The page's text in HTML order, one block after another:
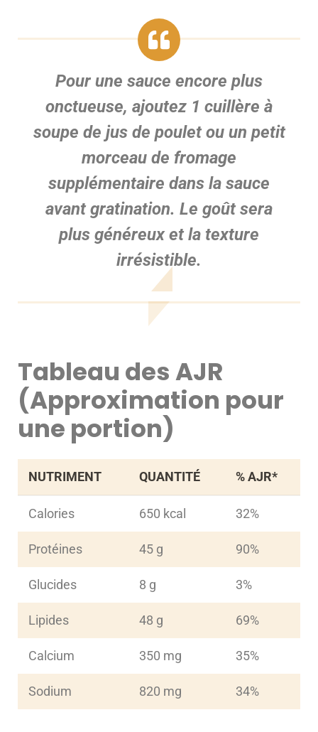
Pour une sauce encore plus
onctueuse, ajoutez 1 cuillère à
soupe de jus de poulet ou un petit
morceau de fromage
supplémentaire dans la sauce
avant gratination. Le goût sera
plus généreux et la texture
irrésistible.
Tableau des AJR
(Approximation pour
une portion)
NUTRIMENT QUANTITÉ % AJR*
Calories 650 kcal 32%
Protéines 45 g 90%
Glucides 8 g 3%
Lipides 48 g 69%
Calcium 350 mg 35%
Sodium 820 mg 34%